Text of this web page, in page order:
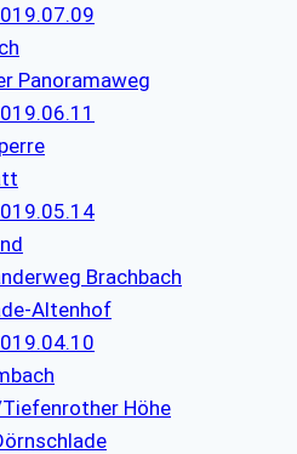
Panoramaweg
Brachbach
Altenhof
Höhe